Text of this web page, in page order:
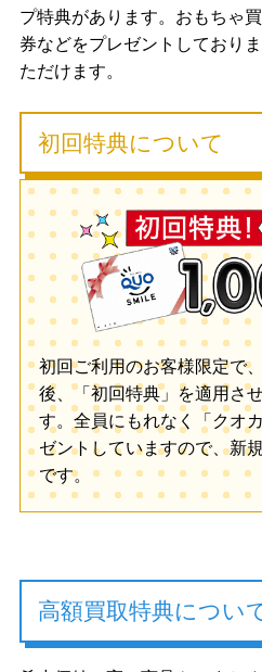
プ特典があります。おもちゃ
券などをプレゼントしており
ただけます。
初回特典について
初回ご利用のお客様限定で
後、「初回特典」を適用さ
す。全員にもれなく「クオ
ゼントしていますので、新
です。
高額買取特典につい